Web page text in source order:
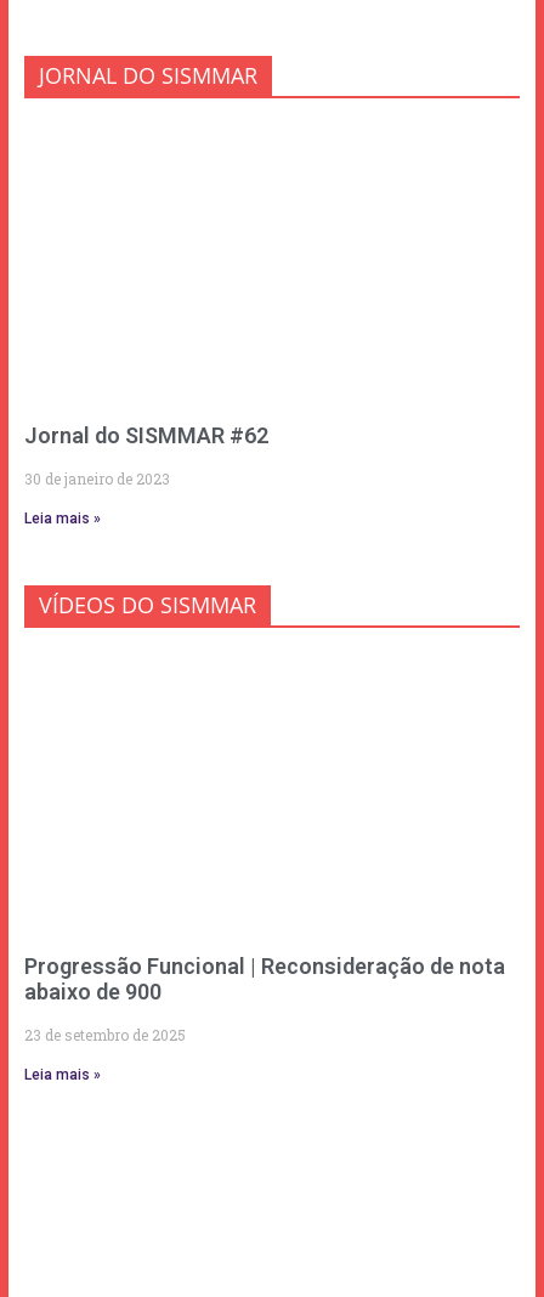
JORNAL DO SISMMAR
Jornal do SISMMAR #62
30 de janeiro de 2023
Leia mais »
VÍDEOS DO SISMMAR
Progressão Funcional | Reconsideração de nota
abaixo de 900
23 de setembro de 2025
Leia mais »